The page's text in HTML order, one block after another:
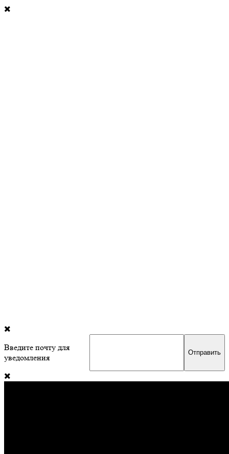
Введите почту для
уведомления